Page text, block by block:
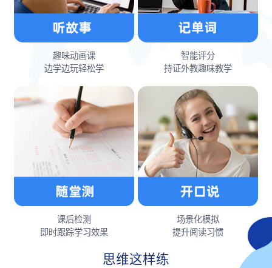
趣味动画课
边学边玩轻松学
智能评分
持证外教趣味教学
课后检测
即时跟踪学习效果
场景化模拟
提升阅读习惯
思维这样练